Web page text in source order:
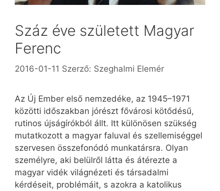
Száz éve született Magyar
Ferenc
2016-01-11 Szerző: Szeghalmi Elemér
Az Új Ember első nemzedéke, az 1945–1971
közötti időszakban jórészt fővárosi kötődésű,
rutinos újságírókból állt. Itt különösen szükség
mutatkozott a magyar faluval és szellemiséggel
szervesen összefonódó munkatársra. Olyan
személyre, aki belülről látta és átérezte a
magyar vidék világnézeti és társadalmi
kérdéseit, problémáit, s azokra a katolikus